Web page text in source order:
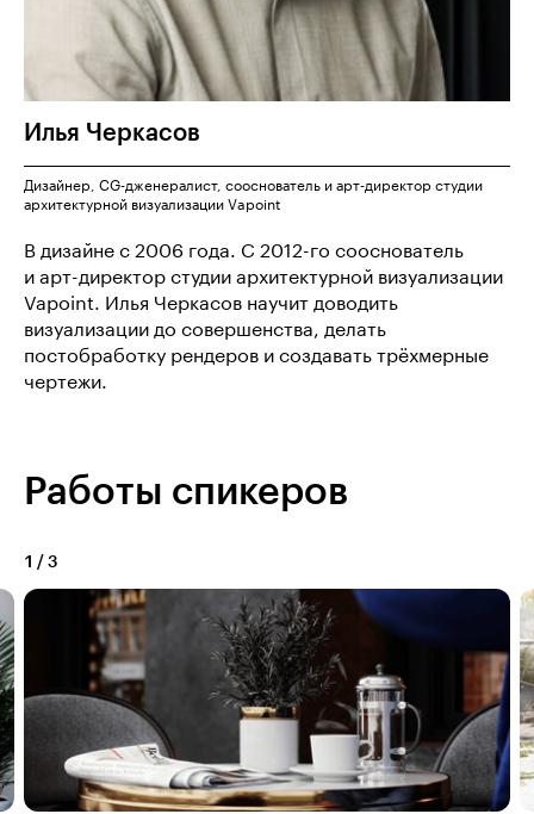
Илья Черкасов
Дизайнер, CG-дженералист, сооснователь и арт-директор студии
архитектурной визуализации Vapoint
В дизайне с 2006 года. C 2012-го сооснователь
и арт-директор студии архитектурной визуализации
Vapoint. Илья Черкасов научит доводить
визуализации до совершенства, делать
постобработку рендеров и создавать трёхмерные
чертежи.
Работы спикеров
1 / 3